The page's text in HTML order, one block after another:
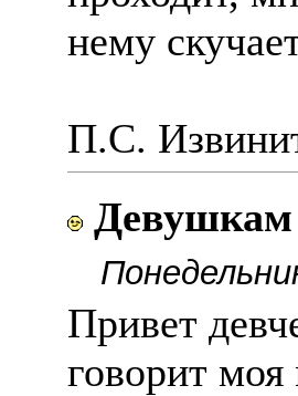
нему
П.С.
Девушкам
Привет
говорит